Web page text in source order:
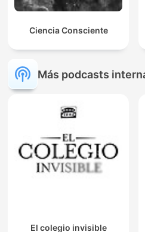
Ciencia Consciente
Más podcasts
El colegio invisible